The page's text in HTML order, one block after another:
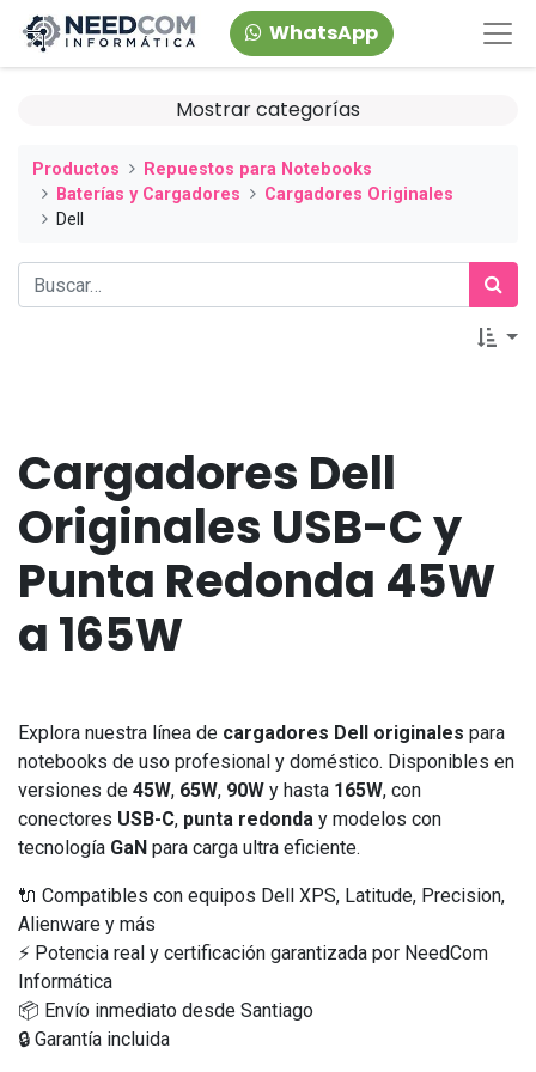
WhatsApp
Mostrar categorías
Productos
Repuestos para Notebooks
Baterías y Cargadores
Cargadores Originales
Dell
Cargadores Dell
Originales USB-C y
Punta Redonda 45W
a 165W
Explora nuestra línea de cargadores Dell originales para
notebooks de uso profesional y doméstico. Disponibles en
versiones de 45W, 65W, 90W y hasta 165W, con
conectores USB-C, punta redonda y modelos con
tecnología GaN para carga ultra eficiente.
🔌 Compatibles con equipos Dell XPS, Latitude, Precision,
Alienware y más
⚡ Potencia real y certificación garantizada por NeedCom
Informática
📦 Envío inmediato desde Santiago
🔒 Garantía incluida